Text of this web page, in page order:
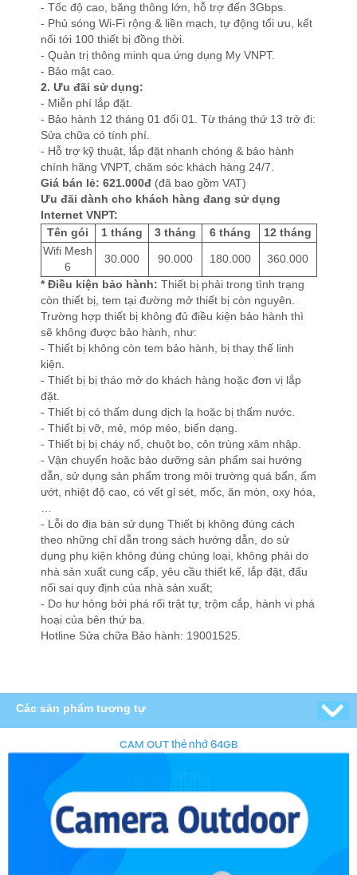
- Tốc độ cao, băng thông lớn, hỗ trợ đến 3Gbps.
- Phủ sóng Wi-Fi rộng & liền mạch, tự động tối ưu, kết
nối tới 100 thiết bị đồng thời.
- Quản trị thông minh qua ứng dụng My VNPT.
- Bảo mật cao.
2. Ưu đãi sử dụng:
- Miễn phí lắp đặt.
- Bảo hành 12 tháng 01 đổi 01. Từ tháng thứ 13 trở đi:
Sửa chữa có tính phí.
- Hỗ trợ kỹ thuật, lắp đặt nhanh chóng & bảo hành
chính hãng VNPT, chăm sóc khách hàng 24/7.
Giá bán lẻ: 621.000đ (đã bao gồm VAT)
Ưu đãi dành cho khách hàng đang sử dụng
Internet VNPT:
Tên gói
1 tháng 3 tháng 6 tháng
12 tháng
Wifi Mesh
6
30.000 90.000 180.000 360.000
* Điều kiện bảo hành: Thiết bị phải trong tình trạng
còn thiết bị, tem tại đường mở thiết bị còn nguyên.
Trường hợp thiết bị không đủ điều kiện bảo hành thì
sẽ không được bảo hành, như:
- Thiết bị không còn tem bảo hành, bị thay thế linh
kiện.
- Thiết bị bị tháo mở do khách hàng hoặc đơn vị lắp
đặt.
- Thiết bị có thấm dung dịch lạ hoặc bị thấm nước.
- Thiết bị vỡ, mẻ, móp méo, biến dạng.
- Thiết bị bị cháy nổ, chuột bọ, côn trùng xâm nhập.
- Vận chuyển hoặc bảo dưỡng sản phẩm sai hướng
dẫn, sử dụng sản phẩm trong môi trường quá bẩn, ẩm
ướt, nhiệt độ cao, có vết gỉ sét, mốc, ăn mòn, oxy hóa,
- Lỗi do địa bàn sử dụng Thiết bị không đúng cách
theo những chỉ dẫn trong sách hướng dẫn, do sử
dụng phụ kiện không đúng chủng loại, không phải do
nhà sản xuất cung cấp, yêu cầu thiết kế, lắp đặt, đấu
nối sai quy định của nhà sản xuất;
- Do hư hỏng bởi phá rối trật tự, trộm cắp, hành vi phá
hoại của bên thứ ba.
Hotline Sửa chữa Bảo hành: 19001525.
Các sản phẩm tương tự
CAM OUT thẻ nhớ 64GB